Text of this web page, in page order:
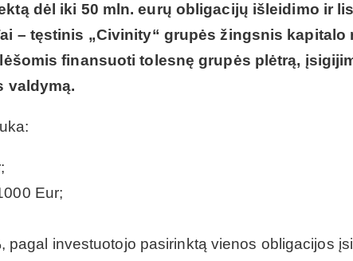
dėl iki 50 mln. eurų obligacijų išleidimo ir
– tęstinis „Civinity“ grupės žingsnis kapitalo
finansuotitolesnę grupės plėtrą,
valdymą.
Eur;
pagal investuotojo pasirinktą vienos obligacijos